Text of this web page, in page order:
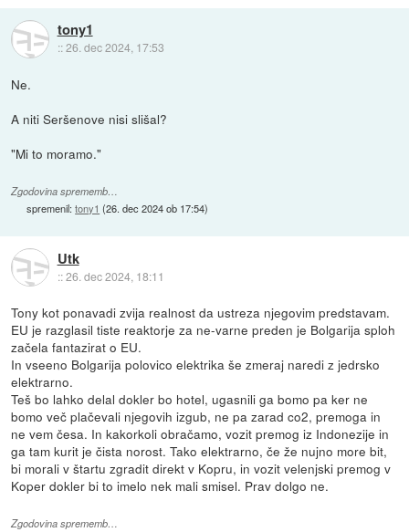
tony1
::26. dec 2024, 17:53
Ne.
A niti Seršenove nisi slišal?
"Mi to moramo."
Zgodovina sprememb…
spremenil:tony1 (26. dec 2024 ob 17:54)
Utk
::26. dec 2024, 18:11
Tony kot ponavadi zvija realnost da ustreza njegovim predstavam.
EU je razglasil tiste reaktorje za ne-varne preden je Bolgarija sploh
začela fantazirat o EU.
In vseeno Bolgarija polovico elektrika še zmeraj naredi z jedrsko
elektrarno.
Teš bo lahko delal dokler bo hotel, ugasnili ga bomo pa ker ne
bomo več plačevali njegovih izgub, ne pa zarad co2, premoga in
ne vem česa. In kakorkoli obračamo, vozit premog iz Indonezije in
ga tam kurit je čista norost. Tako elektrarno, če že nujno more bit,
bi morali v štartu zgradit direkt v Kopru, in vozit velenjski premog v
Koper dokler bi to imelo nek mali smisel. Prav dolgo ne.
Zgodovina sprememb…